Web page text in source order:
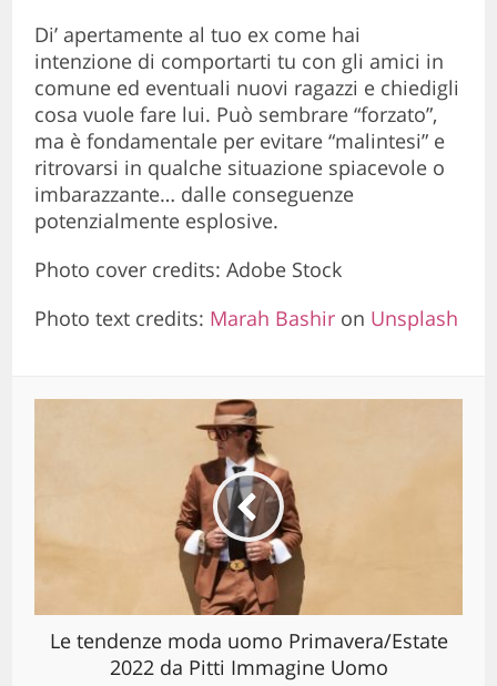
Di’ apertamente al tuo ex come hai
intenzione di comportarti tu con gli amici in
comune ed eventuali nuovi ragazzi e chiedigli
cosa vuole fare lui. Può sembrare “forzato”,
ma è fondamentale per evitare “malintesi” e
ritrovarsi in qualche situazione spiacevole o
imbarazzante… dalle conseguenze
potenzialmente esplosive.
Photo cover credits: Adobe Stock
Photo text credits: Marah Bashir on Unsplash
Le tendenze moda uomo Primavera/Estate
2022 da Pitti Immagine Uomo